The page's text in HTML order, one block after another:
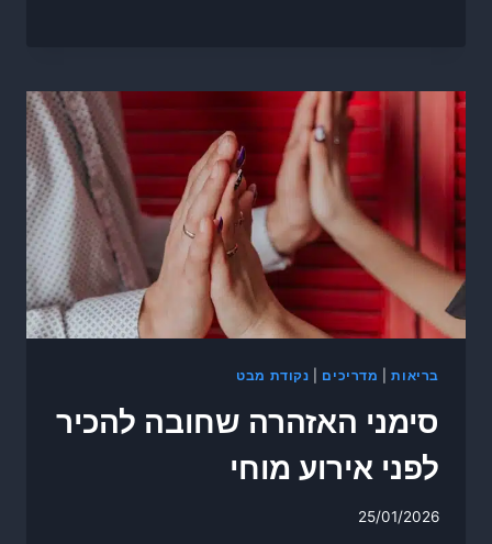
בריאות| מדריכים נקודת מבט
סימני האזהרה שחובה להכיר
לפני אירוע מוחי
25/01/2026